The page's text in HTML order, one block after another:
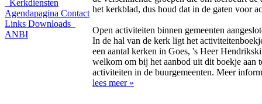
Kerkdiensten
Agendapagina Contact
Links Downloads
ANBI
het kerkblad, dus houd dat in de gaten voor
Open activiteiten binnen gemeenten
In de hal van de kerk ligt het
een aantal kerken in Goes, 's Heer
welkom om bij het aanbod uit dit boekje aan
activiteiten in de buurgemeenten. Meer
lees meer »